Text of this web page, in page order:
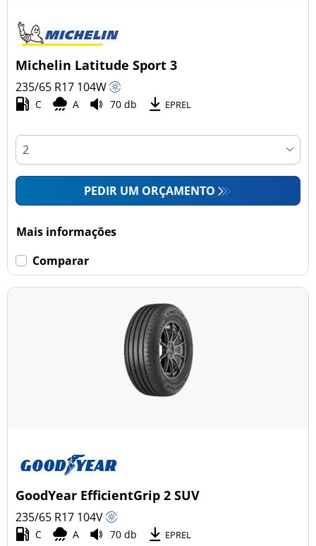
Michelin Latitude Sport 3
235/65 R17 104W
C A 70 db EPREL
PEDIR UM ORÇAMENTO
Mais informações
Comparar
GoodYear EfficientGrip 2 SUV
235/65 R17 104V
C A 70 db EPREL